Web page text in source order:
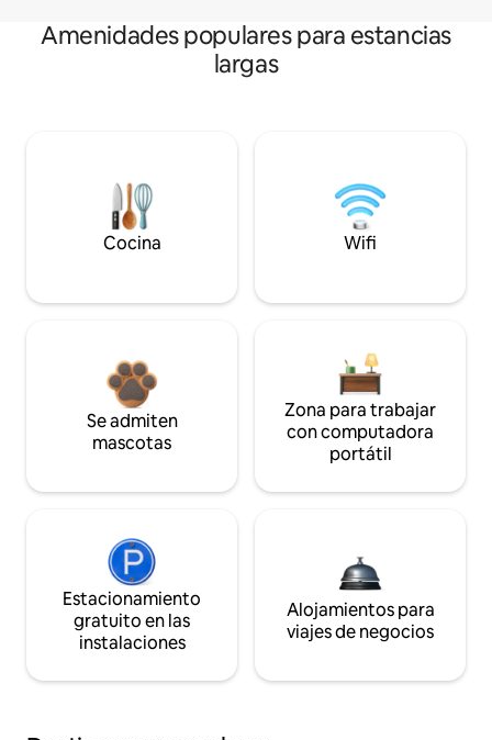
Amenidades populares para estancias
largas
Cocina Wifi
Se admiten
mascotas
Zona para trabajar
con computadora
portátil
Estacionamiento
gratuito en las
instalaciones
Alojamientos para
viajes de negocios